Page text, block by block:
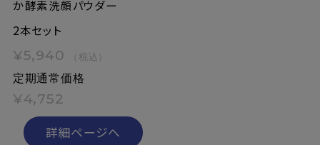
か酵素洗顔パウダー
2本セット
¥5,940 （税込）
定期通常価格
¥4,752
詳細ページへ